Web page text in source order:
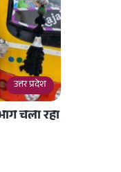
उत्तर प्रदेश
चला रहा